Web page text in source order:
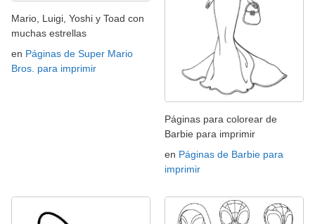
Mario, Luigi, Yoshi y Toad con
muchas estrellas
en Páginas de Super Mario
Bros. para imprimir
Páginas para colorear de
Barbie para imprimir
en Páginas de Barbie para
imprimir